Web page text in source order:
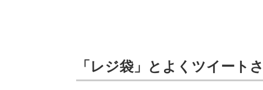
「レジ袋」とよくツイート